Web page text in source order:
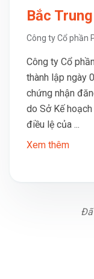
Bắc
Công ty Cổ phần
Công ty Cổ
thành lập ngày
chứng nhận
do Sở Kế
điều lệ của ...
Xem thêm
Đã